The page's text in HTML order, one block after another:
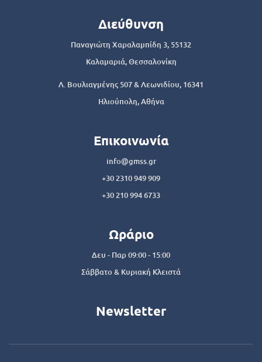
Διεύθυνση
Παναγιώτη Χαραλαμπίδη 3, 55132
Καλαμαριά, Θεσσαλονίκη
Λ. Βουλιαγμένης 507 & Λεωνιδίου, 16341
Ηλιούπολη, Αθήνα
Επικοινωνία
info@gmss.gr
+30 2310 949 909
+30 210 994 6733
Ωράριο
Δευ - Παρ 09:00 - 15:00
Σάββατο & Κυριακή Κλειστά
Newsletter